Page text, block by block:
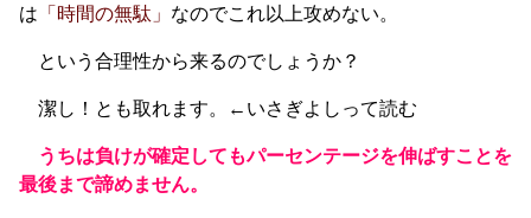
は 「時間の無駄」 なのでこれ以上攻めない。
という合理性から来るのでしょうか？
潔し！とも取れます。←いさぎよしって読む
うちは負けが確定してもパーセンテージを伸ばすことを
最後まで諦めません。